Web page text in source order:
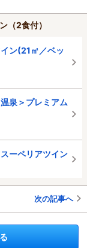
（2食付）
ン(21㎡／ベッ
泉＞プレミアム
ーペリアツイン
次の記事へ